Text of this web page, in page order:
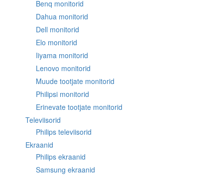
Benq monitorid
Dahua monitorid
Dell monitorid
Elo monitorid
Iiyama monitorid
Lenovo monitorid
Muude tootjate monitorid
Philipsi monitorid
Erinevate tootjate monitorid
Televiisorid
Philips televiisorid
Ekraanid
Philips ekraanid
Samsung ekraanid